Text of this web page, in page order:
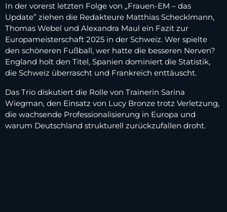
In der vorerst letzten Folge von „Frauen-EM – das
Update” ziehen die Redakteure Matthias Schecklmann,
Thomas Webel und Alexandra Maul ein Fazit zur
Europameisterschaft 2025 in der Schweiz. Wer spielte
den schöneren Fußball, wer hatte die besseren Nerven?
England holt den Titel, Spanien dominiert die Statistik,
die Schweiz überrascht und Frankreich enttäuscht.
Das Trio diskutiert die Rolle von Trainerin Sarina
Wiegman, den Einsatz von Lucy Bronze trotz Verletzung,
die wachsende Professionalisierung in Europa und
warum Deutschland strukturell zurückzufallen droht.